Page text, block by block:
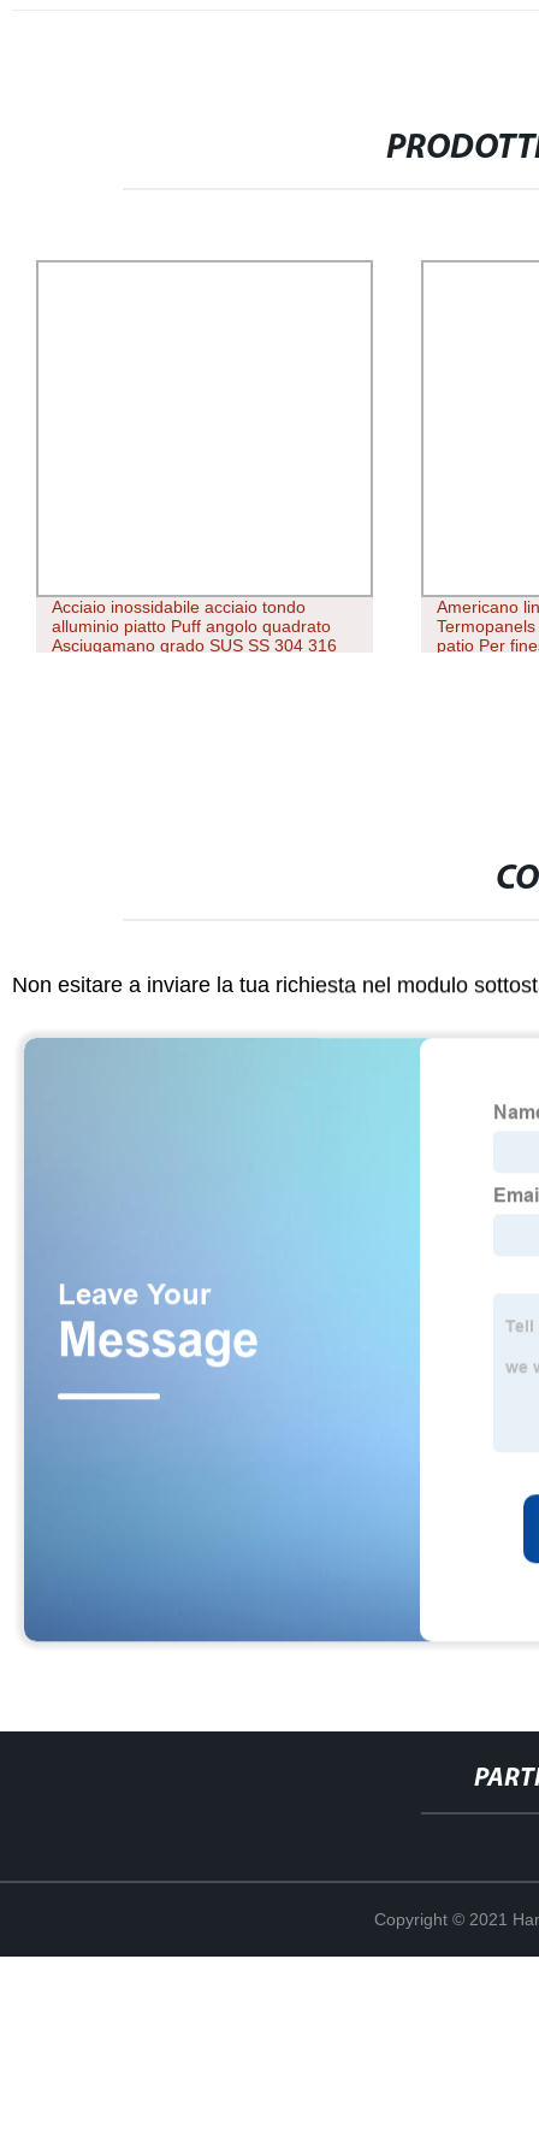
Acciaio inossidabile acciaio tondo
alluminio piatto Puff angolo quadrato
Asciugamano grado SUS SS 304 316
Americano
patio Per
Non esitare a inviare la tua richiesta nel modulo
Copyright © 2021